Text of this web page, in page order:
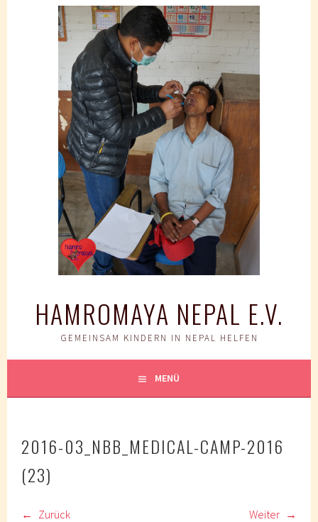
HAMROMAYA NEPAL E.V.
GEMEINSAM KINDERN IN NEPAL HELFEN
MENÜ
2016-03_NBB_MEDICAL-CAMP-2016
(23)
Zurück Weiter